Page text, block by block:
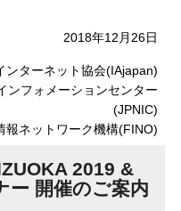
2018年12月26日
ンターネット協会(IAjapan)
ンフォメーションセンター
(JPNIC)
報ネットワーク機構(FINO)
2019 &
ー 開催のご案内